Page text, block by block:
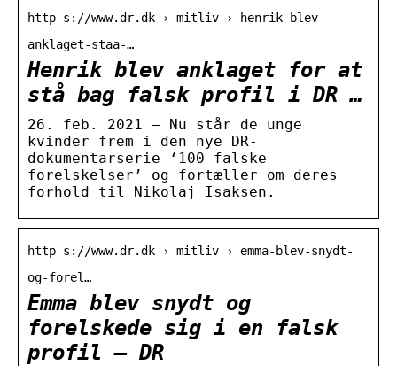
http s://www.dr.dk › mitliv › henrik-blev-
anklaget-staa-…
Henrik blev anklaget for at
stå bag falsk profil i DR …
26. feb. 2021 — Nu står de unge
kvinder frem i den nye DR-
dokumentarserie ‘100 falske
forelskelser’ og fortæller om deres
forhold til Nikolaj Isaksen.
http s://www.dr.dk › mitliv › emma-blev-snydt-
og-forel…
Emma blev snydt og
forelskede sig i en falsk
profil – DR